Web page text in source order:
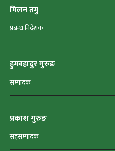
मिलन तमु
प्रबन्ध निर्देशक
हुमबहादुर गुरुङ
सम्पादक
प्रकाश गुरुङ
सहसम्पादक